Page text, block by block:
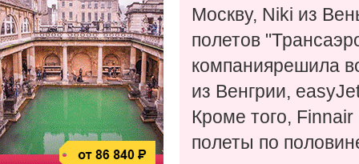
Москву, Niki из
полетов
компаниярешила
из Венгрии,
Кроме того,
полеты по